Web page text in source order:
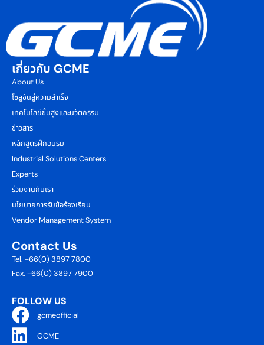
เกี่ยวกับ GCME
About Us
โซลูชันสู่ความสำเร็จ
เทคโนโลยีขั้นสูงและนวัตกรรม
ข่าวสาร
หลักสูตรฝึกอบรม
Industrial Solutions Centers
Experts
ร่วมงานกับเรา
นโยบายการรับข้อร้องเรียน
Vendor Management System
Contact Us
Tel. +66(0) 3897 7800
Fax. +66(0) 3897 7900
FOLLOW US
gcmeofficial
GCME